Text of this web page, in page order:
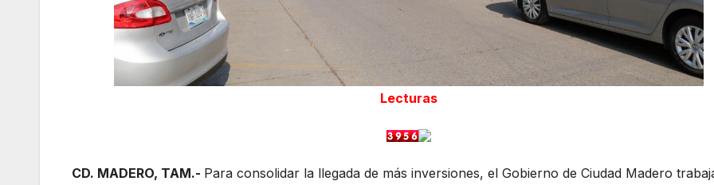
Lecturas
CD. MADERO, TAM.- Para consolidar la llegada de más inversiones, el Gobierno de Ciudad Madero